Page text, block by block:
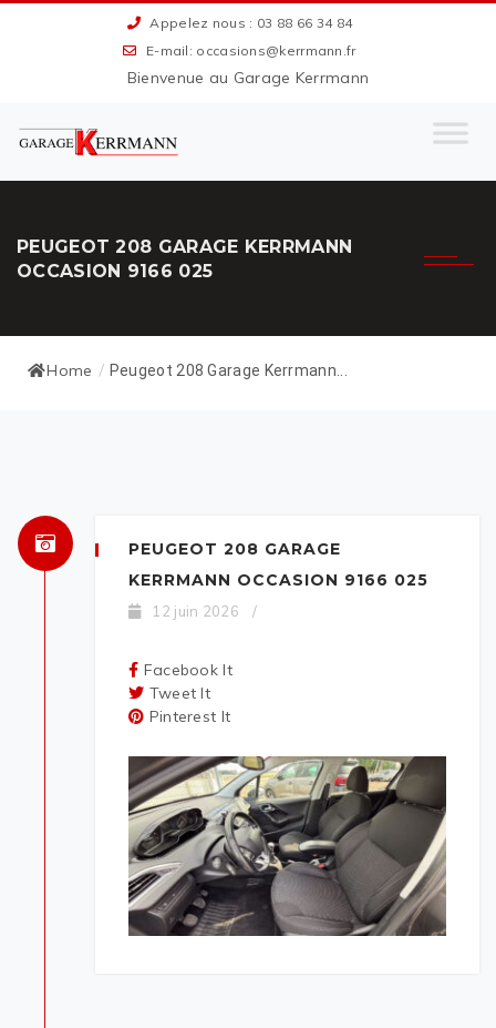
Appelez nous : 03 88 66 34 84
E-mail: occasions@kerrmann.fr
Bienvenue au Garage Kerrmann
PEUGEOT 208 GARAGE KERRMANN
OCCASION 9166 025
Home / Peugeot 208 Garage Kerrmann...
PEUGEOT 208 GARAGE
KERRMANN OCCASION 9166 025
12 juin 2026 /
Facebook It
Tweet It
Pinterest It